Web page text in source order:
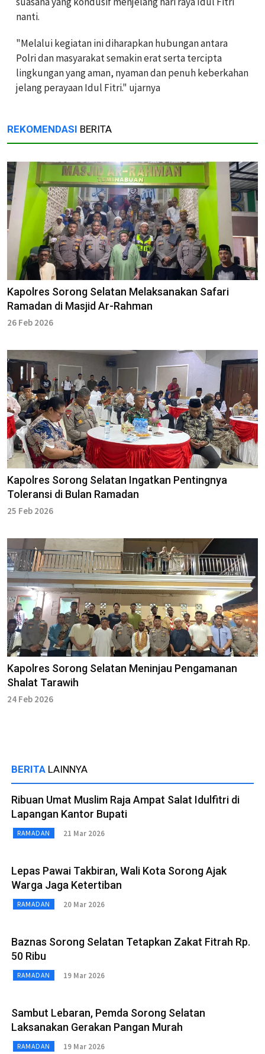
nanti.
"Melalui kegiatan ini diharapkan hubungan antara
Polri dan masyarakat semakin erat serta tercipta
lingkungan yang aman, nyaman dan penuh keberkahan
jelang perayaan Idul Fitri." ujarnya
REKOMENDASI BERITA
Kapolres Sorong Selatan Melaksanakan Safari
Ramadan di Masjid Ar-Rahman
26 Feb 2026
Kapolres Sorong Selatan Ingatkan Pentingnya
Toleransi di Bulan Ramadan
25 Feb 2026
Kapolres Sorong Selatan Meninjau Pengamanan
Shalat Tarawih
24 Feb 2026
BERITA LAINNYA
Ribuan Umat Muslim Raja Ampat Salat Idulfitri di
Lapangan Kantor Bupati
RAMADAN 21 Mar 2026
Lepas Pawai Takbiran, Wali Kota Sorong Ajak
Warga Jaga Ketertiban
RAMADAN 20 Mar 2026
Baznas Sorong Selatan Tetapkan Zakat Fitrah Rp.
50 Ribu
RAMADAN 19 Mar 2026
Sambut Lebaran, Pemda Sorong Selatan
Laksanakan Gerakan Pangan Murah
RAMADAN 19 Mar 2026